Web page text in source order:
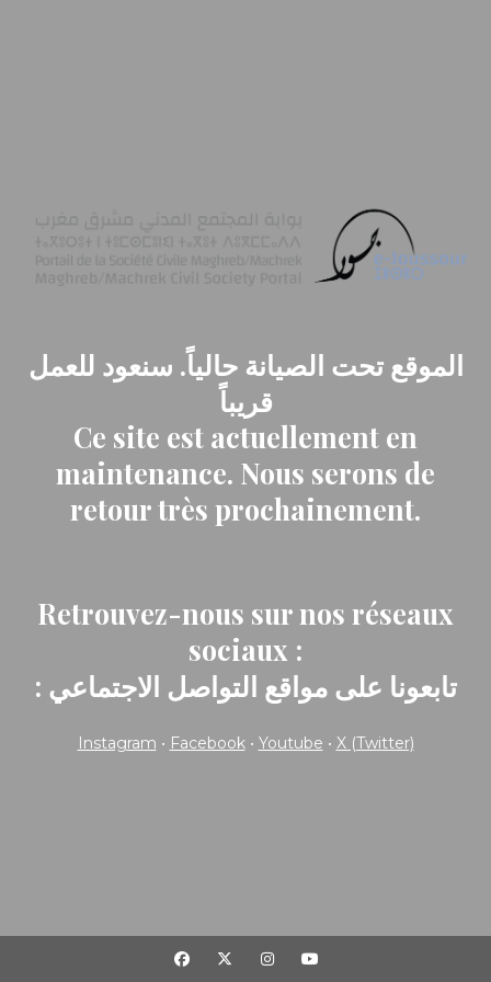
الموقع تحت الصيانة حالياً. سنعود للعمل
قريباً
Ce site est actuellement en
maintenance. Nous serons de
retour très prochainement.
Retrouvez-nous sur nos réseaux
sociaux :
: تابعونا على مواقع التواصل الاجتماعي
Instagram • Facebook• Youtube • X (Twitter)